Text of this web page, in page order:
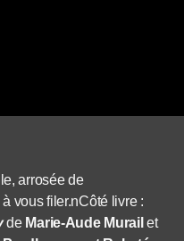
arrosée de
vous filer.nCôté livre :
de Marie-Aude Murailet